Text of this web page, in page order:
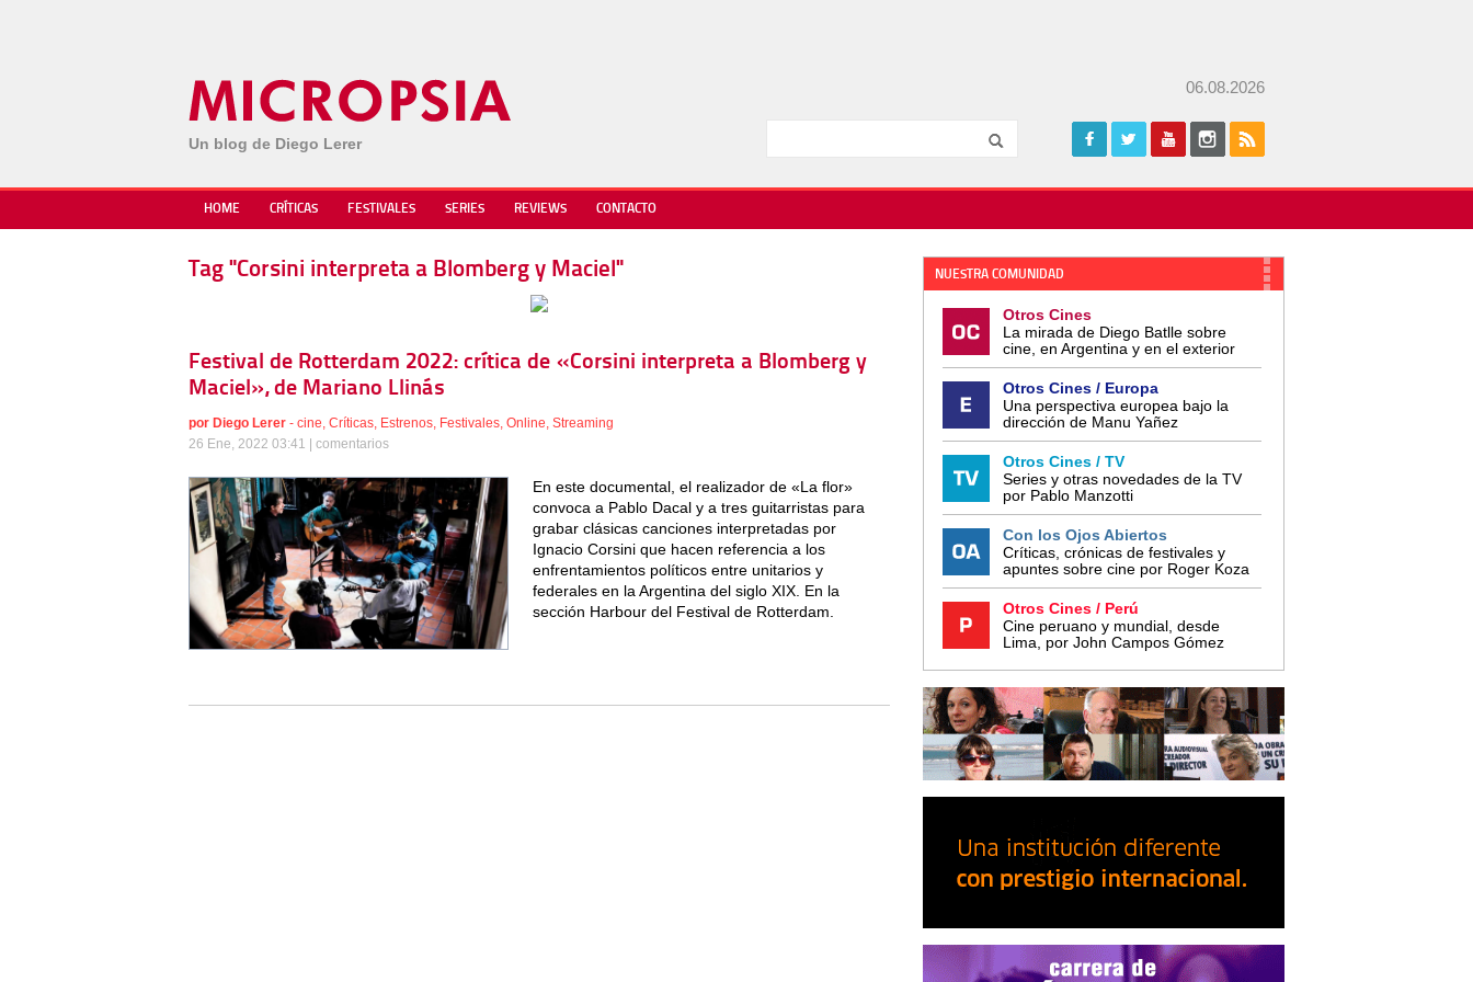
Un blog de Diego Lerer
06.08.2026
HOME CRÍTICAS FESTIVALES SERIES REVIEWS CONTACTO
Tag "Corsini interpreta a Blomberg y Maciel"
Festival de Rotterdam 2022: crítica de «Corsini interpreta a Blomberg y
Maciel», de Mariano Llinás
por Diego Lerer - cine, Críticas, Estrenos, Festivales, Online, Streaming
26 Ene, 2022 03:41 | comentarios
En este documental, el realizador de «La flor»
convoca a Pablo Dacal y a tres guitarristas para
grabar clásicas canciones interpretadas por
Ignacio Corsini que hacen referencia a los
enfrentamientos políticos entre unitarios y
federales en la Argentina del siglo XIX. En la
sección Harbour del Festival de Rotterdam.
NUESTRA COMUNIDAD
Otros Cines
La mirada de Diego Batlle sobre
cine, en Argentina y en el exterior
Otros Cines / Europa
Una perspectiva europea bajo la
dirección de Manu Yañez
Otros Cines / TV
Series y otras novedades de la TV
por Pablo Manzotti
Con los Ojos Abiertos
Críticas, crónicas de festivales y
apuntes sobre cine por Roger Koza
Otros Cines / Perú
Cine peruano y mundial, desde
Lima, por John Campos Gómez